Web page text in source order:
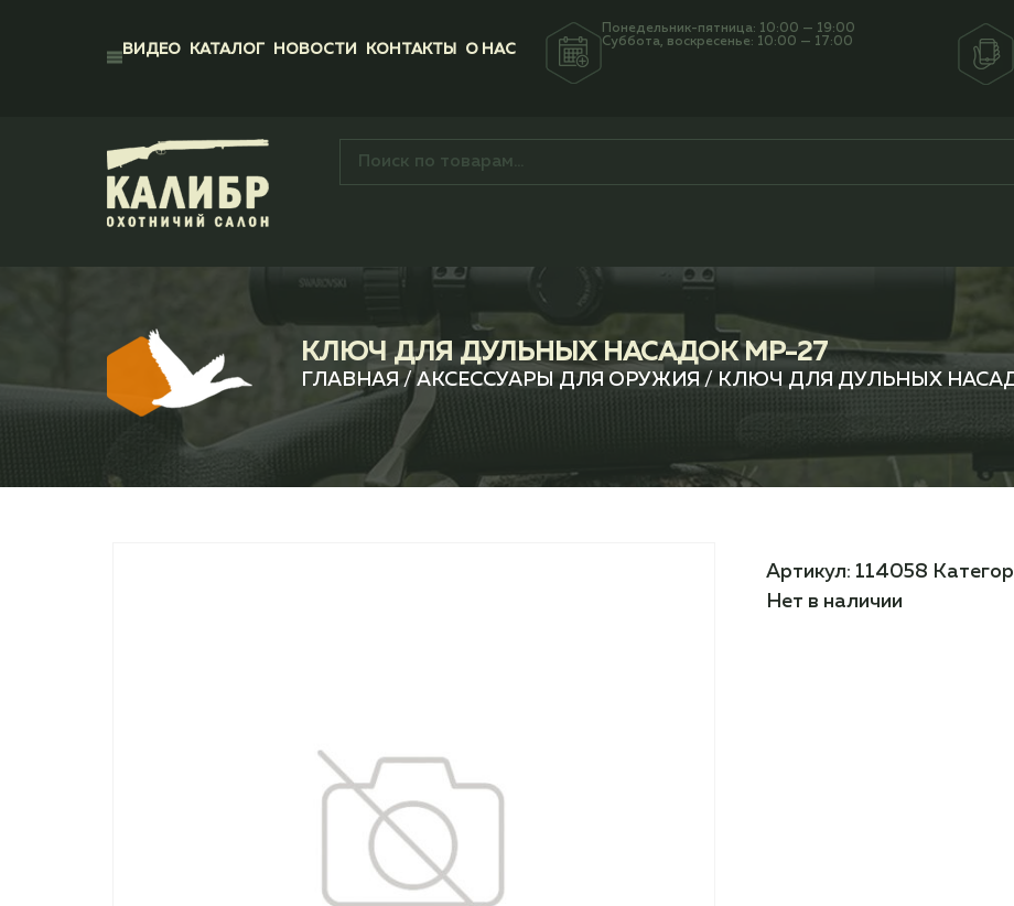
ВИДЕО КАТАЛОГ НОВОСТИ КОНТАКТЫ О НАС
Понедельник-пятница: 10:00 — 19:00
Суббота, воскресенье: 10:00 — 17:00
КЛЮЧ ДЛЯ ДУЛЬНЫХ НАСАДОК МР-27
ГЛАВНАЯ / АКСЕССУАРЫ ДЛЯ ОРУЖИЯ / КЛЮЧ ДЛЯ ДУЛЬНЫХ
Артикул: 114058
Нет в наличии